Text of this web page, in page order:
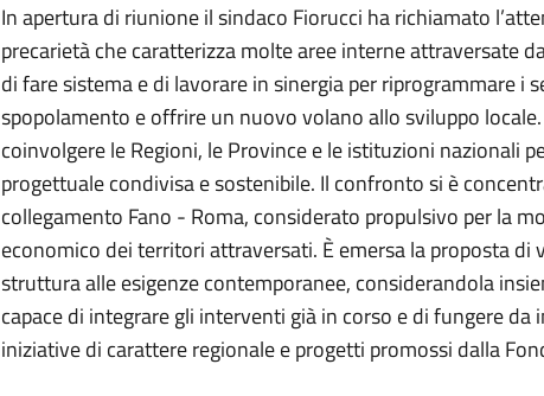
In apertura di riunione il sindaco Fiorucci ha richiamato
precarietà che caratterizza molte aree interne attraversate
di fare sistema e di lavorare in sinergia per riprogrammare i
spopolamento e offrire un nuovo volano allo sviluppo
coinvolgere le Regioni, le Province e le istituzioni nazionali
progettuale condivisa e sostenibile. Il confronto si è
collegamento Fano - Roma, considerato propulsivo per la
economico dei territori attraversati. È emersa la proposta di
struttura alle esigenze contemporanee, considerandola
capace di integrare gli interventi già in corso e di fungere
iniziative di carattere regionale e progetti promossi dalla